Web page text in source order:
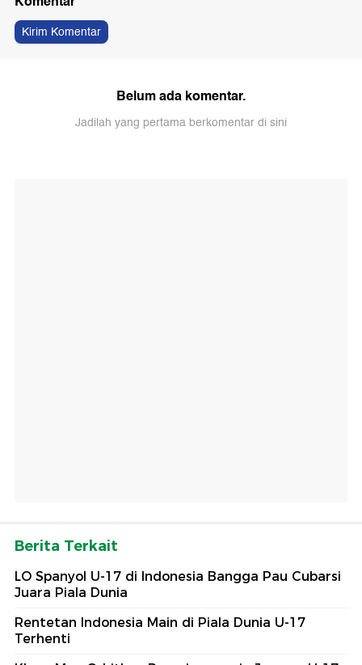
Kirim Komentar
Belum ada komentar.
Jadilah yang pertama berkomentar di sini
Berita Terkait
LO Spanyol U-17 di Indonesia Bangga Pau Cubarsi
Juara Piala Dunia
Rentetan Indonesia Main di Piala Dunia U-17
Terhenti